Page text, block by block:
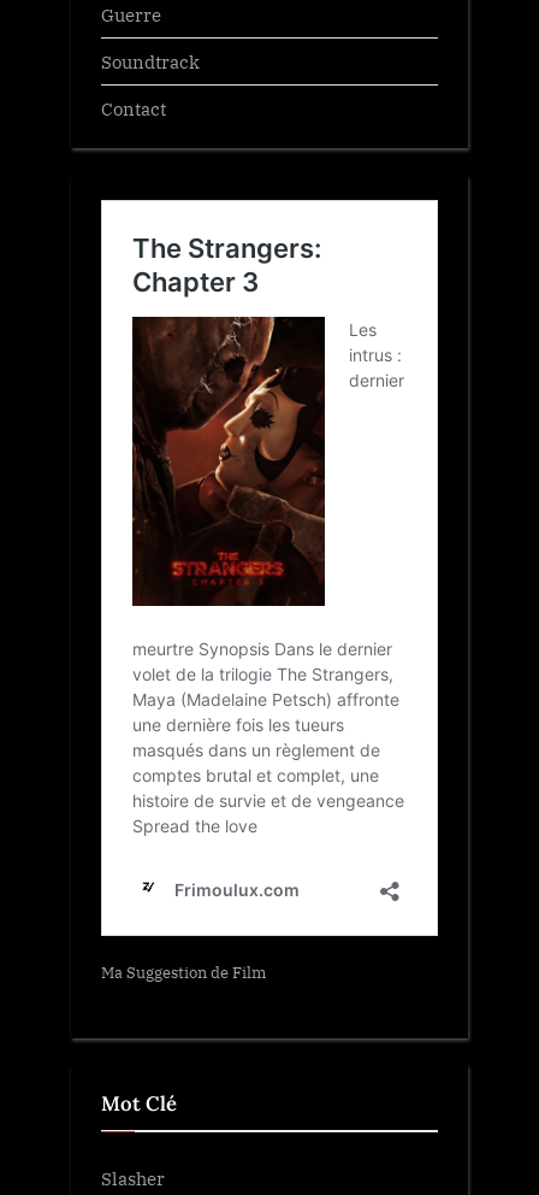
Guerre
Soundtrack
Contact
Ma Suggestion de Film
Mot Clé
Slasher